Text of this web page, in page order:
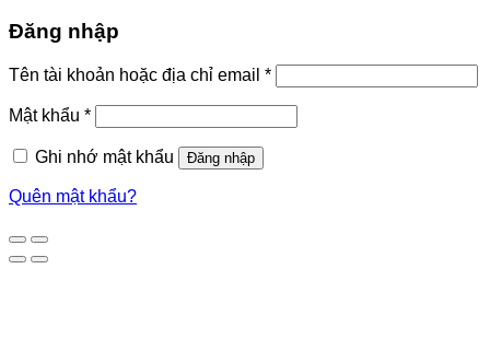
Đăng nhập
Tên tài khoản hoặc địa chỉ email *
Mật khẩu *
Ghi nhớ mật khẩu Đăng nhập
Quên mật khẩu?